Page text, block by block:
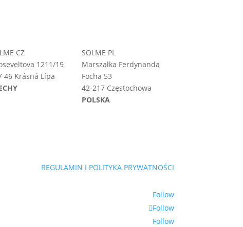
CZ
1211/19
46 Krásná Lípa
SOLME PL
Marszałka Ferdynanda
Focha 53
42-217 Częstochowa
POLSKA
REGULAMIN I POLITYKA PRYWATNOŚCI
Follow
Follow
Follow